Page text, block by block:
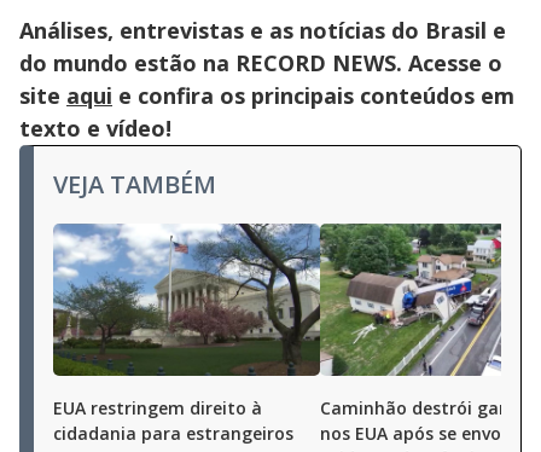
Análises, entrevistas e as notícias do Brasil e
do mundo estão na RECORD NEWS. Acesse o
site aqui e confira os principais conteúdos em
texto e vídeo!
VEJA TAMBÉM
EUA restringem direito à
cidadania para estrangeiros
Caminhão destrói
nos EUA após se envolver